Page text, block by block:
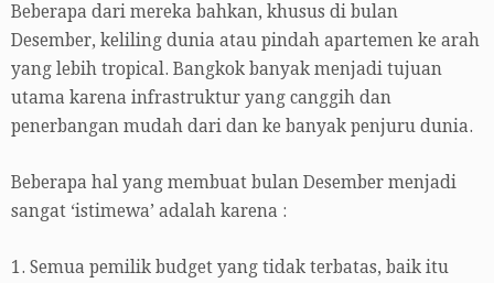
Beberapa dari mereka bahkan, khusus di bulan
Desember, keliling dunia atau pindah apartemen ke arah
yang lebih tropical. Bangkok banyak menjadi tujuan
utama karena infrastruktur yang canggih dan
penerbangan mudah dari dan ke banyak penjuru dunia.
Beberapa hal yang membuat bulan Desember menjadi
sangat ‘istimewa’ adalah karena :
1. Semua pemilik budget yang tidak terbatas, baik itu